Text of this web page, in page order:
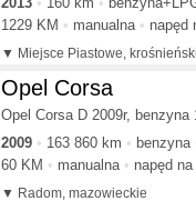
1229 KM
manualna napęd
Miejsce Piastowe,
Opel Corsa
Opel Corsa D 2009r, benzyna
2009
163 860 km benzyna
60 KM
manualna napęd
Radom, mazowieckie